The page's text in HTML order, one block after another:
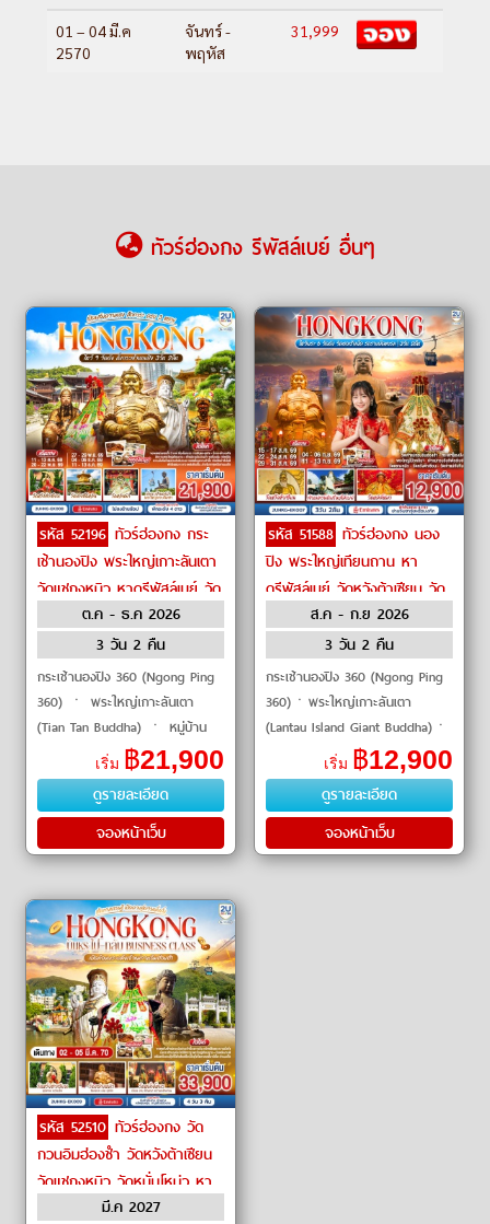
01 – 04 มี.ค
2570
จันทร์ -
พฤหัส
31,999
ทัวร์ฮ่องกง รีพัสล์เบย์ อื่นๆ
รหัส 52196 ทัวร์ฮ่องกง กระ
เช้านองปิง พระใหญ่เกาะลันเตา
วัดแชกงหมิว หาดรีพัสล์เบย์ วัด
กวนอิมฮ่องอำ by Emirates
ต.ค - ธ.ค 2026
3 วัน 2 คืน
กระเช้านองปิง 360 (Ngong Ping
360) ㆍ พระใหญ่เกาะลันเตา
(Tian Tan Buddha) ㆍ หมู่บ้าน
วัฒนธรรมนองปิง (Ngong Ping
Village) ㆍ หาดรีพัสล์เบย์
(Repulse Bay) ㆍ วั�
เริ่ม ฿21,900
ดูรายละเอียด
จองหน้าเว็บ
รหัส 51588 ทัวร์ฮ่องกง นอง
ปิง พระใหญ่เทียนถาน หา
ดรีพัสล์เบย์ วัดหวังต้าเซียน วัด
แชกงหมิว by Emirates
ส.ค - ก.ย 2026
3 วัน 2 คืน
กระเช้านองปิง 360 (Ngong Ping
360)ㆍพระใหญ่เกาะลันเตา
(Lantau Island Giant Buddha)ㆍ
ห้างซิตี้เกตเอาท์เล็ท (Citygate
Outlets)ㆍวิคตอเรียพีค (Victoria
Peak)ㆍรถรา�
เริ่ม ฿12,900
ดูรายละเอียด
จองหน้าเว็บ
รหัส 52510 ทัวร์ฮ่องกง วัด
กวนอิมฮ่องชำ วัดหวังต้าเซียน
วัดแชกงหมิว วัดหมั่นโหม่ว หา
ดรีพัสล์เบย์ by Emirates
มี.ค 2027